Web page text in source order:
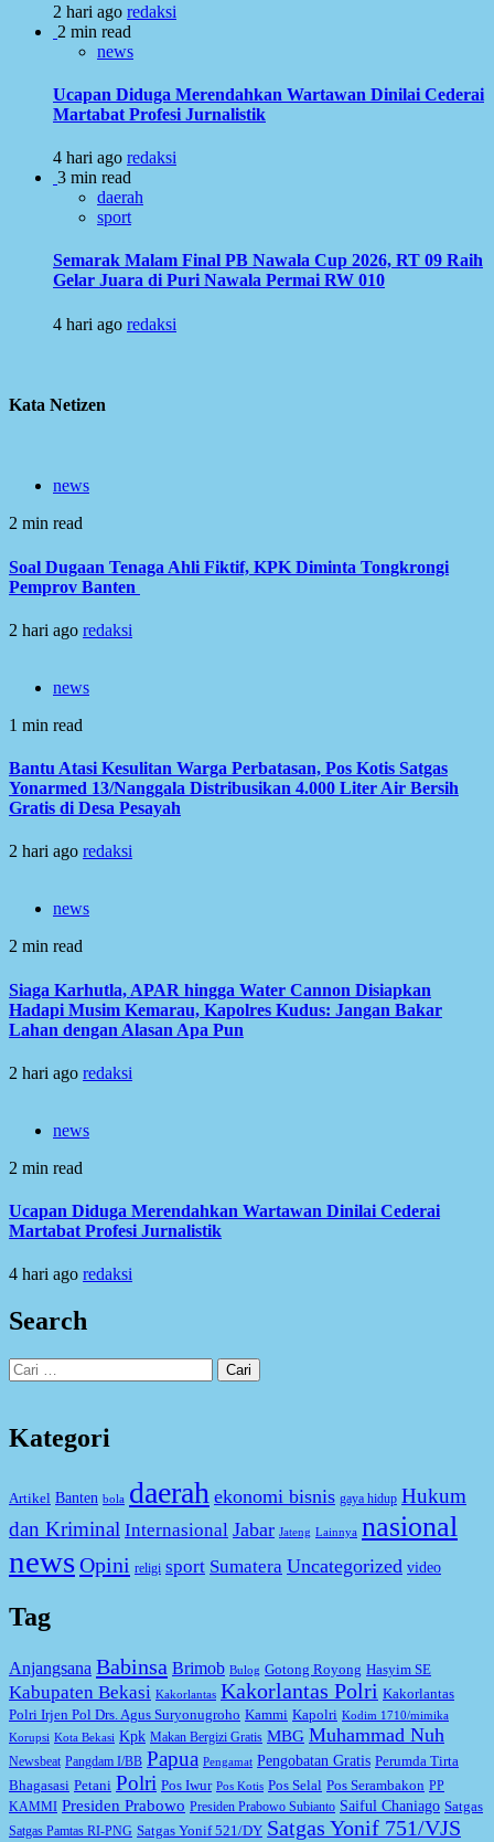
2 hari ago redaksi
2 min read
news
Ucapan Diduga Merendahkan Wartawan Dinilai Cederai
Martabat Profesi Jurnalistik
4 hari ago redaksi
3 min read
daerah
sport
Semarak Malam Final PB Nawala Cup 2026, RT 09 Raih
Gelar Juara di Puri Nawala Permai RW 010
4 hari ago redaksi
Kata Netizen
news
2 min read
Soal Dugaan Tenaga Ahli Fiktif, KPK Diminta Tongkrongi
Pemprov Banten
2 hari ago redaksi
news
1 min read
Bantu Atasi Kesulitan Warga Perbatasan, Pos Kotis Satgas
Yonarmed 13/Nanggala Distribusikan 4.000 Liter Air Bersih
Gratis di Desa Pesayah
2 hari ago redaksi
news
2 min read
Siaga Karhutla, APAR hingga Water Cannon Disiapkan
Hadapi Musim Kemarau, Kapolres Kudus: Jangan Bakar
Lahan dengan Alasan Apa Pun
2 hari ago redaksi
news
2 min read
Ucapan Diduga Merendahkan Wartawan Dinilai Cederai
Martabat Profesi Jurnalistik
4 hari ago redaksi
Search
Cari
untuk:
Kategori
Artikel Banten bola daerah ekonomi bisnis gaya hidup Hukum
dan Kriminal Internasional Jabar Jateng Lainnya nasional
newsOpini religi sport Sumatera Uncategorized video
Tag
Anjangsana Babinsa Brimob Bulog Gotong Royong Hasyim SE
Kabupaten Bekasi Kakorlantas Kakorlantas Polri Kakorlantas
Polri Irjen Pol Drs. Agus Suryonugroho Kammi Kapolri Kodim 1710/mimika
Korupsi Kota Bekasi Kpk Makan Bergizi Gratis MBG Muhammad Nuh
Newsbeat Pangdam I/BB Papua Pengamat Pengobatan Gratis Perumda Tirta
Bhagasasi Petani Polri Pos Iwur Pos Kotis Pos Selal Pos Serambakon PP
KAMMI Presiden Prabowo Presiden Prabowo Subianto Saiful Chaniago Satgas
Satgas Pamtas RI-PNG Satgas Yonif 521/DY Satgas Yonif 751/VJS